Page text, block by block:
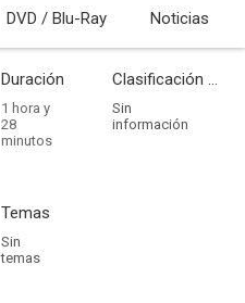
Estrenada
DVD / Blu-Ray Noticias
Duración
1 hora y
28
minutos
Clasificación por edades
Sin
información
Temas
Sin
temas